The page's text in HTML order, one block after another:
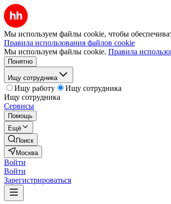
Мы используем файлы cookie, чтобы
Правила использования файлов cookie
Мы используем файлы cookie. Правила
Понятно
Ищу сотрудника
Ищу работу
Ищу сотрудника
Ищу сотрудника
Сервисы
Помощь
Ещё
Поиск
Москва
Войти
Войти
Зарегистрироваться